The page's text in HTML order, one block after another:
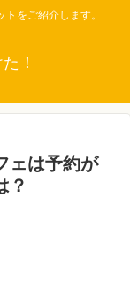
をご紹介します。
！
ェは予約が
？